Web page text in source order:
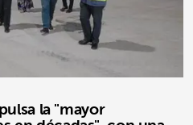
la "mayor